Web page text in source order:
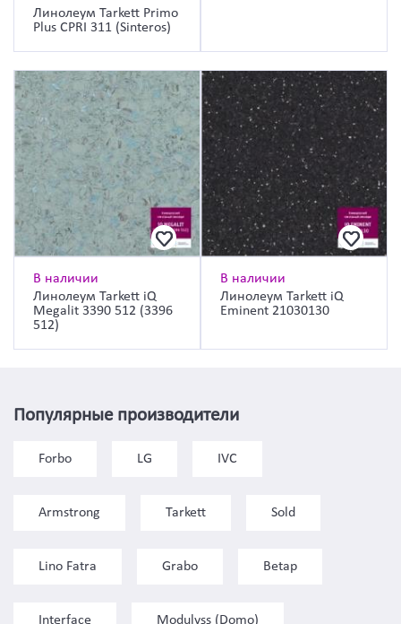
Линолеум Tarkett Primo
Plus CPRI 311 (Sinteros)
В наличии
Линолеум Tarkett iQ
Megalit 3390 512 (3396
512)
В наличии
Линолеум Tarkett iQ
Eminent 21030130
Популярные производители
Forbo LG IVC
Armstrong Tarkett Sold
Lino Fatra Grabo Betap
Interface Modulyss (Domo)